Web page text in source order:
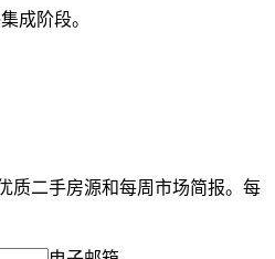
成阶段。
质二手房源和每周市场简报。每